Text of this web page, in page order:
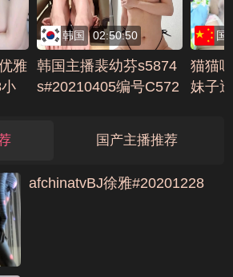
雅
韩国 02:50:50
韩国主播裴幼芬s5874
s#20210405编号C572
国
猫猫
妹子
国产主播推荐
afchinatvBJ徐雅#20201228